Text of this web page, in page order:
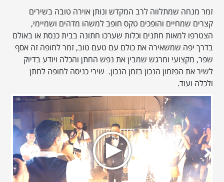
זמר מנחה שמתלווה לרב המקדש ונותן אוירה טובה בשירים
קצרים שמחיים והופכים טקס חופב למשהו מדהים ושמיימי,
הצטרפו למאות חתנים וכלות שערכו חתונה בבית כנסת או באולם
בדרך יפה שמשאירה את כולם עם טעם טוב, זמר לחופה זה אסף
שפר, מקצועי ומרגש שמבין את נפש החתן והכלה ויודע בדיוק
לשיר את הפזמון הנכון בזמן הנכון. שירי כניסה לחופה לחתן
ולכלה ועוד.